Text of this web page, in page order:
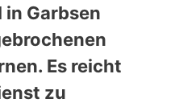
Garbsen
Es reicht
zu